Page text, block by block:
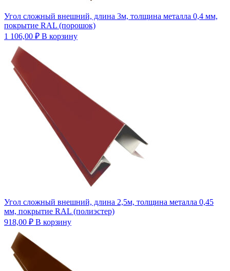
Угол сложный внешний, длина 3м, толщина металла 0,4 мм,
покрытие RAL (порошок)
1 106,00 ₽ В корзину
Угол сложный внешний, длина 2,5м, толщина металла 0,45
мм, покрытие RAL (полиэстер)
918,00 ₽ В корзину